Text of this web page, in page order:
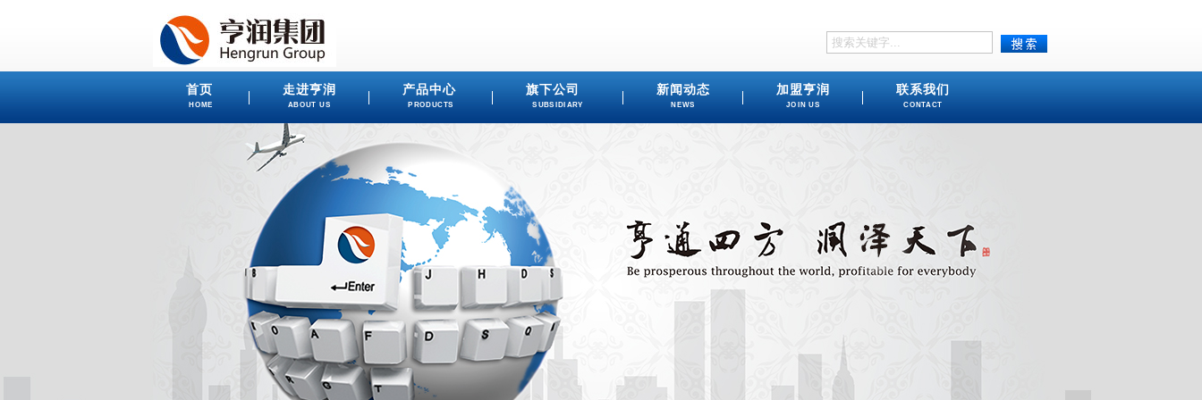
首页
HOME
走进亨润
ABOUT US
产品中心
PRODUCTS
旗下公司
SUBSIDIARY
新闻动态
NEWS
加盟亨润
JOIN US
联系我们
CONTACT